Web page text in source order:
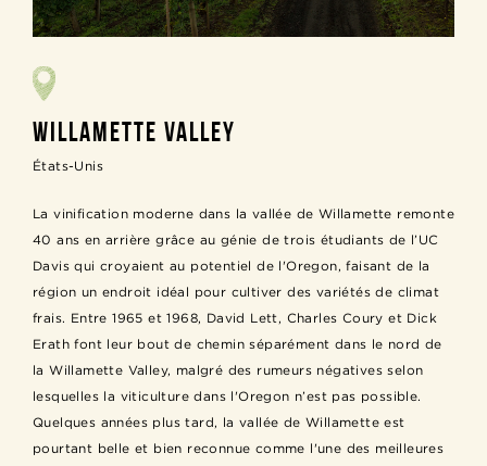
WILLAMETTE VALLEY
États-Unis
La vinification moderne dans la vallée de Willamette remonte
40 ans en arrière grâce au génie de trois étudiants de l’UC
Davis qui croyaient au potentiel de l'Oregon, faisant de la
région un endroit idéal pour cultiver des variétés de climat
frais. Entre 1965 et 1968, David Lett, Charles Coury et Dick
Erath font leur bout de chemin séparément dans le nord de
la Willamette Valley, malgré des rumeurs négatives selon
lesquelles la viticulture dans l'Oregon n’est pas possible.
Quelques années plus tard, la vallée de Willamette est
pourtant belle et bien reconnue comme l'une des meilleures